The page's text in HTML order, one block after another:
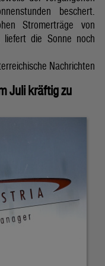
beschert.
Stromerträge von
liefert die Sonne noch
Nachrichten
Juli kräftig zu